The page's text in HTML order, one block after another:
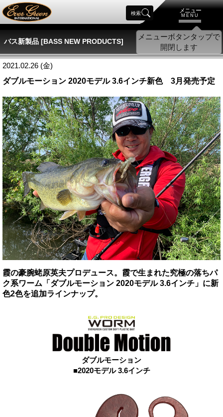
メニュー
MENU
検索
バス新製品 [BASS NEW PRODUCTS]
2021.02.26 (金)
ダブルモーション 2020モデル 3.6インチ新色 3月発売予定
霞の豪腕蛯原英夫プロデュース。霞で生まれた究極の落ちパ
ク系ワーム「ダブルモーション 2020モデル 3.6インチ」に新
色2色を追加ラインナップ。
ダブルモーション
■2020モデル 3.6インチ